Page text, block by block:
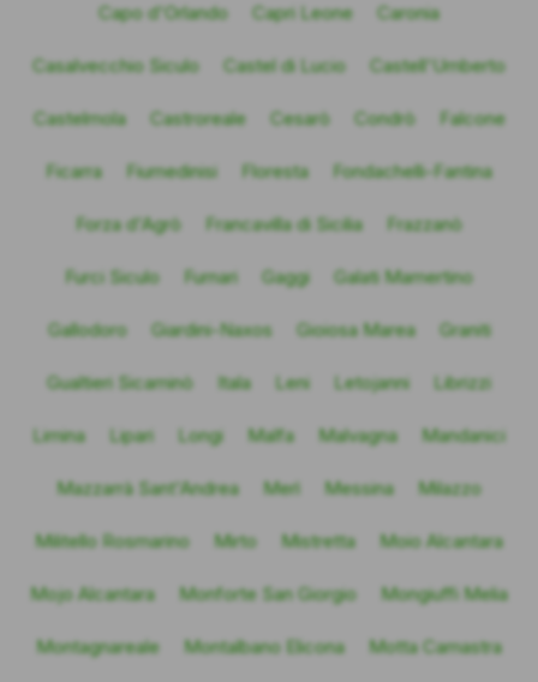
Capo d'Orlando Capri Leone Caronia
Casalvecchio Siculo Castel di Lucio Castell'Umberto
Castelmola Castroreale Cesarò Condrò Falcone
Ficarra Fiumedinisi Floresta Fondachelli-Fantina
Forza d'Agrò Francavilla di Sicilia Frazzanò
Furci Siculo Furnari Gaggi Galati Mamertino
Gallodoro Giardini-Naxos Gioiosa Marea Graniti
Gualtieri Sicaminò Itala Leni Letojanni Librizzi
Limina Lipari Longi Malfa Malvagna Mandanici
Mazzarrà Sant'Andrea Merì Messina Milazzo
Militello Rosmarino Mirto Mistretta Moio Alcantara
Mojo Alcantara Monforte San Giorgio Mongiuffi Melia
Montagnareale Montalbano Elicona Motta Camastra